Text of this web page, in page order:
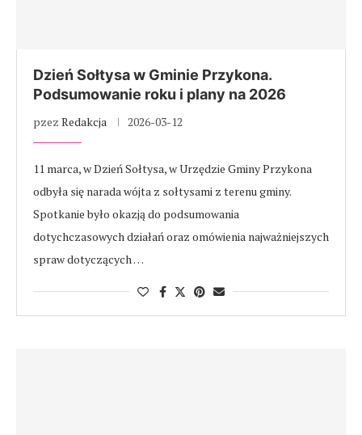
Dzień Sołtysa w Gminie Przykona.
Podsumowanie roku i plany na 2026
pzez Redakcja 2026-03-12
11 marca, w Dzień Sołtysa, w Urzędzie Gminy Przykona
odbyła się narada wójta z sołtysami z terenu gminy.
Spotkanie było okazją do podsumowania
dotychczasowych działań oraz omówienia najważniejszych
spraw dotyczących …